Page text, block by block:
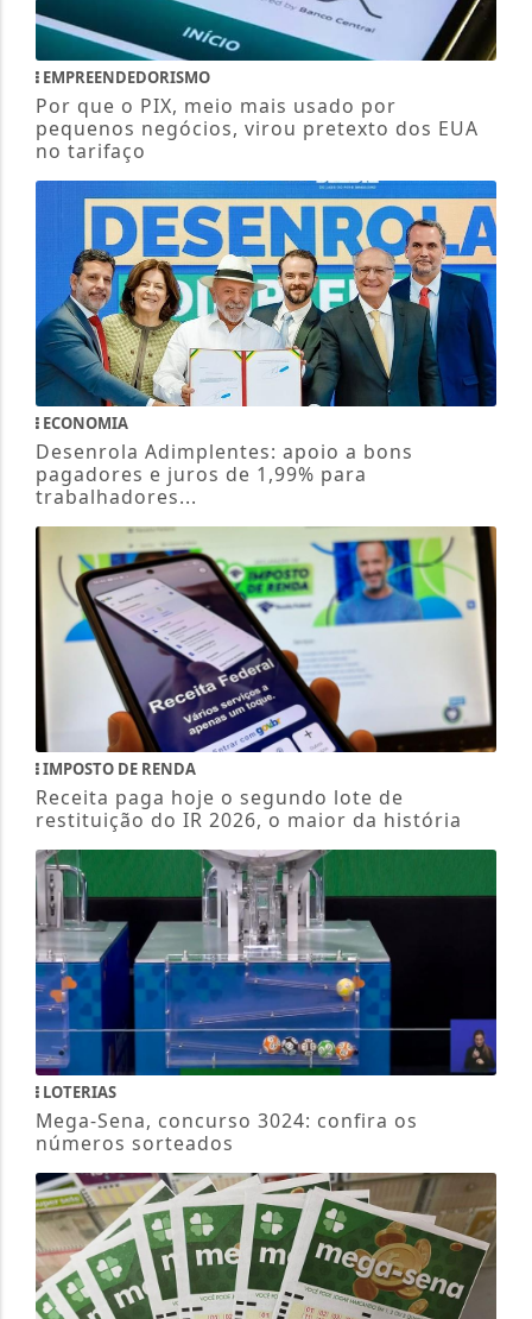
EMPREENDEDORISMO
Por que o PIX, meio mais usado por
pequenos negócios, virou pretexto dos EUA
no tarifaço
ECONOMIA
Desenrola Adimplentes: apoio a bons
pagadores e juros de 1,99% para
trabalhadores...
IMPOSTO DE RENDA
Receita paga hoje o segundo lote de
restituição do IR 2026, o maior da história
LOTERIAS
Mega-Sena, concurso 3024: confira os
números sorteados